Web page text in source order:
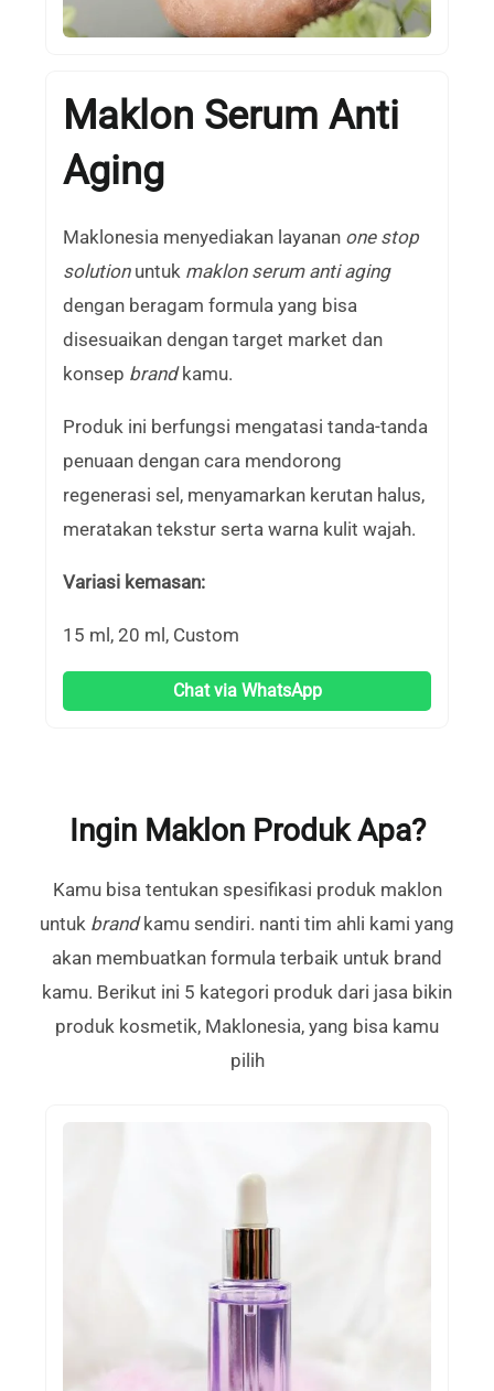
Maklon Serum Anti
Aging
Maklonesia menyediakan layanan one stop
solutionuntuk maklon serum anti aging
dengan beragam formula yang bisa
disesuaikan dengan target market dan
konsep brandkamu.
Produk ini berfungsi mengatasi tanda-tanda
penuaan dengan cara mendorong
regenerasi sel, menyamarkan kerutan halus,
meratakan tekstur serta warna kulit wajah.
Variasi kemasan:
15 ml, 20 ml, Custom
Chat via WhatsApp
Ingin Maklon Produk Apa?
Kamu bisa tentukan spesifikasi produk maklon
untuk brandkamu sendiri. nanti tim ahli kami yang
akan membuatkan formula terbaik untuk brand
kamu. Berikut ini 5 kategori produk dari jasa bikin
produk kosmetik, Maklonesia, yang bisa kamu
pilih